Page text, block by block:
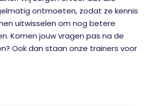
ontmoeten, zodat ze kennis
uitwisselen om nog betere
Komen jouw vragen pas na de
Ook dan staan onze trainers voor